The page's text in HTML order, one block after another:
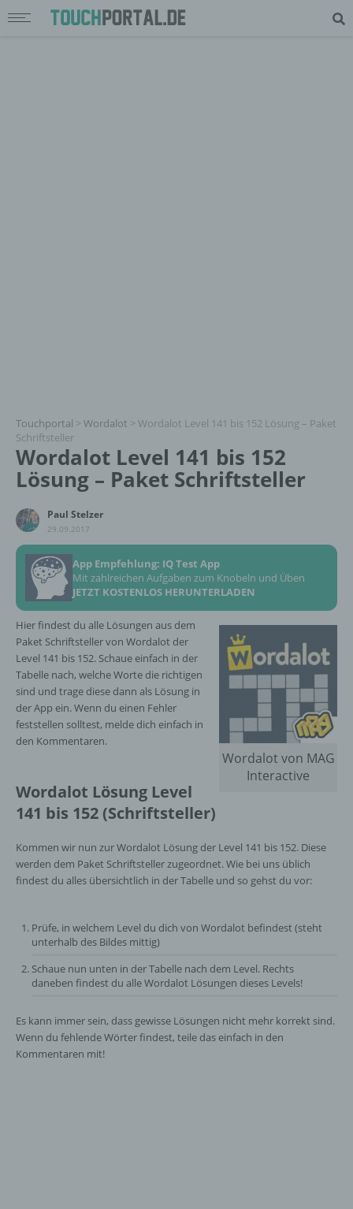
Touchportal > Wordalot > Wordalot Level 141 bis 152 Lösung – Paket
Schriftsteller
Wordalot Level 141 bis 152
Lösung – Paket Schriftsteller
Paul Stelzer
29.09.2017
App Empfehlung: IQ Test App
Mit zahlreichen Aufgaben zum Knobeln und Üben
JETZT KOSTENLOS HERUNTERLADEN
Wordalot von MAG
Interactive
Hier findest du alle Lösungen aus dem
Paket Schriftsteller von Wordalot der
Level 141 bis 152. Schaue einfach in der
Tabelle nach, welche Worte die richtigen
sind und trage diese dann als Lösung in
der App ein. Wenn du einen Fehler
feststellen solltest, melde dich einfach in
den Kommentaren.
Wordalot Lösung Level
141 bis 152 (Schriftsteller)
Kommen wir nun zur Wordalot Lösung der Level 141 bis 152. Diese
werden dem Paket Schriftsteller zugeordnet. Wie bei uns üblich
findest du alles übersichtlich in der Tabelle und so gehst du vor:
Prüfe, in welchem Level du dich von Wordalot befindest (steht
unterhalb des Bildes mittig)
Schaue nun unten in der Tabelle nach dem Level. Rechts
daneben findest du alle Wordalot Lösungen dieses Levels!
Es kann immer sein, dass gewisse Lösungen nicht mehr korrekt sind.
Wenn du fehlende Wörter findest, teile das einfach in den
Kommentaren mit!